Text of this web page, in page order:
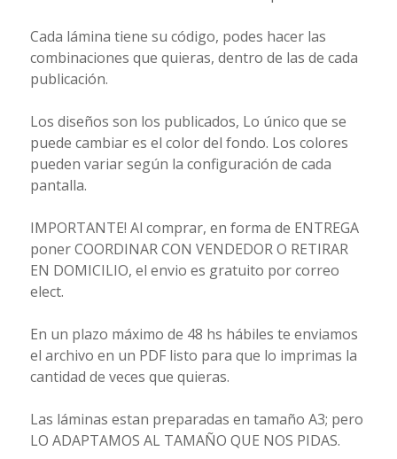
Cada lámina tiene su código, podes hacer las
combinaciones que quieras, dentro de las de cada
publicación.
Los diseños son los publicados, Lo único que se
puede cambiar es el color del fondo. Los colores
pueden variar según la configuración de cada
pantalla.
IMPORTANTE! Al comprar, en forma de ENTREGA
poner COORDINAR CON VENDEDOR O RETIRAR
EN DOMICILIO, el envio es gratuito por correo
elect.
En un plazo máximo de 48 hs hábiles te enviamos
el archivo en un PDF listo para que lo imprimas la
cantidad de veces que quieras.
Las láminas estan preparadas en tamaño A3; pero
LO ADAPTAMOS AL TAMAÑO QUE NOS PIDAS.